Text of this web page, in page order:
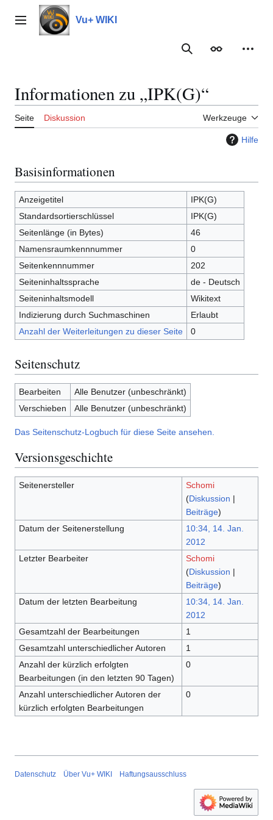
Inhalt
springenHauptmenü Vu+ WIKI
Suche
Informationen zu „IPK(G)“
Seite Diskussion Werkzeuge
Hilfe
Basisinformationen
Anzeigetitel
IPK(G)
Standardsortierschlüssel
IPK(G)
Seitenlänge (in Bytes)
46
Namensraumkennnummer
0
Seitenkennnummer
202
Seiteninhaltssprache
de - Deutsch
Seiteninhaltsmodell
Wikitext
Indizierung durch Suchmaschinen
Erlaubt
Anzahl der Weiterleitungen zu dieser Seite
0
Seitenschutz
Bearbeiten
Alle Benutzer (unbeschränkt)
Verschieben
Alle Benutzer (unbeschränkt)
Das Seitenschutz-Logbuch für diese Seite ansehen.
Versionsgeschichte
Seitenersteller
Schomi
(Diskussion |
Beiträge)
Datum der Seitenerstellung
10:34, 14. Jan.
2012
Letzter Bearbeiter
Schomi
(Diskussion |
Beiträge)
Datum der letzten Bearbeitung
10:34, 14. Jan.
2012
Gesamtzahl der Bearbeitungen
1
Gesamtzahl unterschiedlicher Autoren
1
Anzahl der kürzlich erfolgten
Bearbeitungen (in den letzten 90 Tagen)
0
Anzahl unterschiedlicher Autoren der
kürzlich erfolgten Bearbeitungen
0
Datenschutz Über Vu+ WIKI Haftungsausschluss